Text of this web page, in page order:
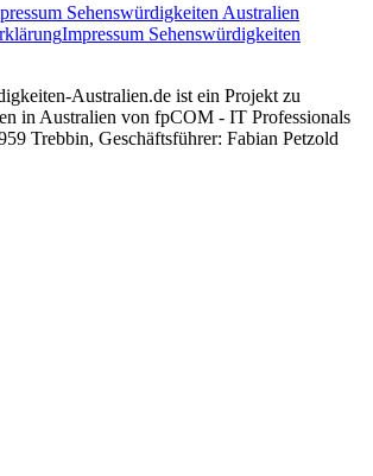
Sehenswürdigkeiten Australien
Impressum Sehenswürdigkeiten
Australien.de ist ein Projekt zu
in Australien von fpCOM - IT Professionals
Trebbin, Geschäftsführer: Fabian Petzold